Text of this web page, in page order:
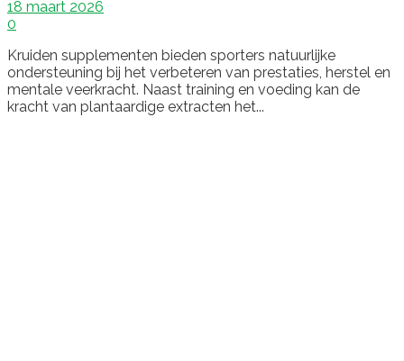
18 maart 2026
0
Kruiden supplementen bieden sporters natuurlijke
ondersteuning bij het verbeteren van prestaties, herstel en
mentale veerkracht. Naast training en voeding kan de
kracht van plantaardige extracten het...